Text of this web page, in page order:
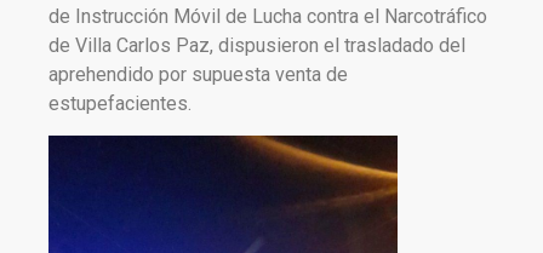
de Instrucción Móvil de Lucha contra el Narcotráfico
de Villa Carlos Paz, dispusieron el trasladado del
aprehendido por supuesta venta de
estupefacientes.